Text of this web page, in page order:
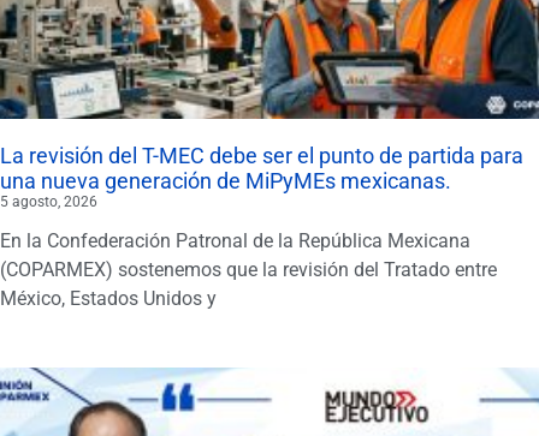
La revisión del T-MEC debe ser el punto de partida para
una nueva generación de MiPyMEs mexicanas.
5 agosto, 2026
En la Confederación Patronal de la República Mexicana
(COPARMEX) sostenemos que la revisión del Tratado entre
México, Estados Unidos y